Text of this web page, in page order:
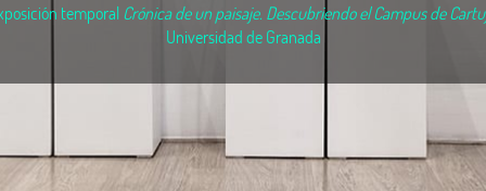
temporal Crónica de un paisaje. Descubriendo el Campus de
Universidad de Granada